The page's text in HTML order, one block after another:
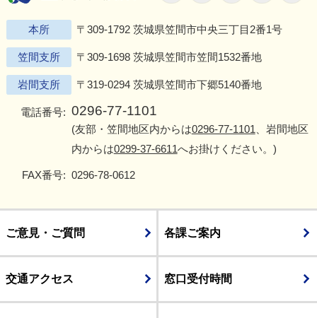
本所 〒309-1792 茨城県笠間市中央三丁目2番1号
笠間支所 〒309-1698 茨城県笠間市笠間1532番地
岩間支所 〒319-0294 茨城県笠間市下郷5140番地
電話番号: 0296-77-1101
(友部・笠間地区内からは0296-77-1101 、岩間地区
内からは0299-37-6611へお掛けください。)
FAX番号: 0296-78-0612
ご意見・ご質問 各課ご案内
交通アクセス 窓口受付時間